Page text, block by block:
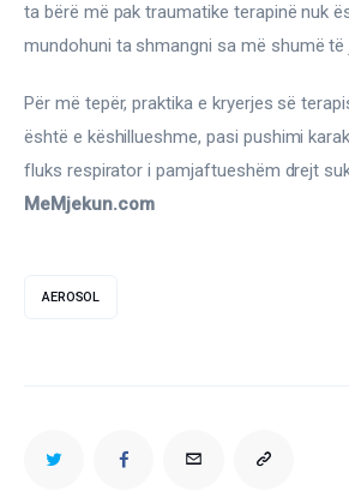
ta bërë më pak traumatike terapinë nuk
mundohuni ta shmangni sa më shumë të
Për më tepër, praktika e kryerjes së
është e këshillueshme, pasi pushimi
fluks respirator i pamjaftueshëm drejt
MeMjekun.com
AEROSOL
TWITTERFACEBOOKEMAIL COPY